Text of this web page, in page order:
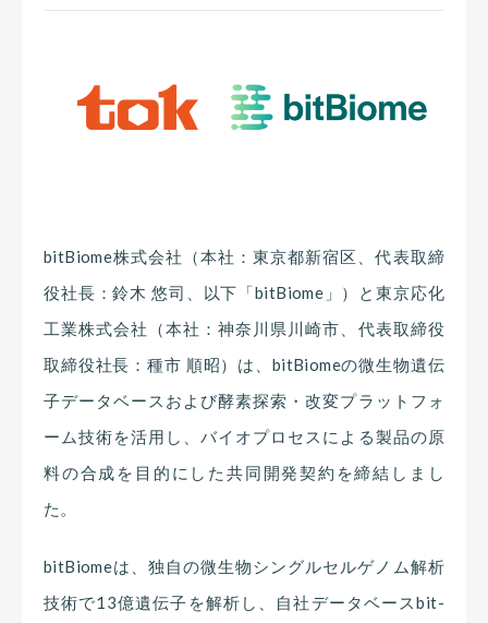
bitBiome株式会社（本社：東京都新宿区、代表取締
役社長：鈴木 悠司、以下「bitBiome」）と東京応化
工業株式会社（本社：神奈川県川崎市、代表取締役
取締役社長：種市 順昭）は、bitBiomeの微生物遺伝
子データベースおよび酵素探索・改変プラットフォ
ーム技術を活用し、バイオプロセスによる製品の原
料の合成を目的にした共同開発契約を締結しまし
た。
bitBiomeは、独自の微生物シングルセルゲノム解析
技術で13億遺伝子を解析し、自社データベースbit-